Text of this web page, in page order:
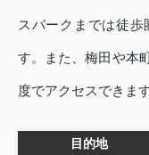
スパークまでは徒
す。また、梅田や本
度でアクセスできます
目的地